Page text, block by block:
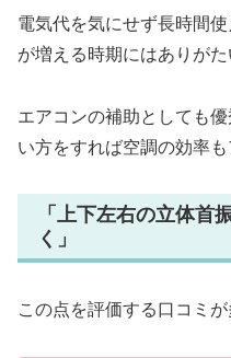
電気代を気にせず長時間
が増える時期にはありがた
エアコンの補助としても
い方をすれば空調の効率も
「上下左右の立体首
く」
この点を評価する口コミが